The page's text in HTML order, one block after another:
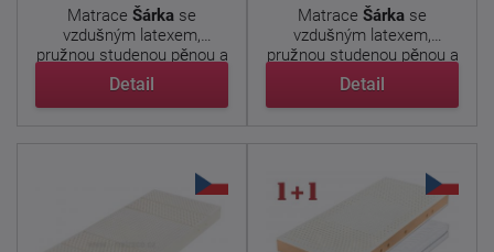
Matrace Šárka se
vzdušným latexem,
pružnou studenou pěnou a
prošívaným ...
Detail
Matrace Šárka se
vzdušným latexem,
pružnou studenou pěnou a
prošívaným ...
Detail